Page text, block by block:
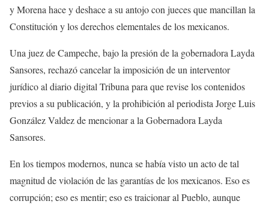
y Morena hace y deshace a su antojo con jueces que mancillan la
Constitución y los derechos elementales de los mexicanos.
Una juez de Campeche, bajo la presión de la gobernadora Layda
Sansores, rechazó cancelar la imposición de un interventor
jurídico al diario digital Tribuna para que revise los contenidos
previos a su publicación, y la prohibición al periodista Jorge Luis
González Valdez de mencionar a la Gobernadora Layda
Sansores.
En los tiempos modernos, nunca se había visto un acto de tal
magnitud de violación de las garantías de los mexicanos. Eso es
corrupción; eso es mentir; eso es traicionar al Pueblo, aunque